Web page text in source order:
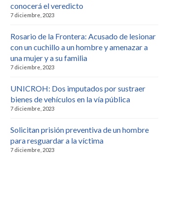
conocerá el veredicto
7 diciembre, 2023
Rosario de la Frontera: Acusado de lesionar
con un cuchillo a un hombre y amenazar a
una mujer y a su familia
7 diciembre, 2023
UNICROH: Dos imputados por sustraer
bienes de vehículos en la vía pública
7 diciembre, 2023
Solicitan prisión preventiva de un hombre
para resguardar a la víctima
7 diciembre, 2023